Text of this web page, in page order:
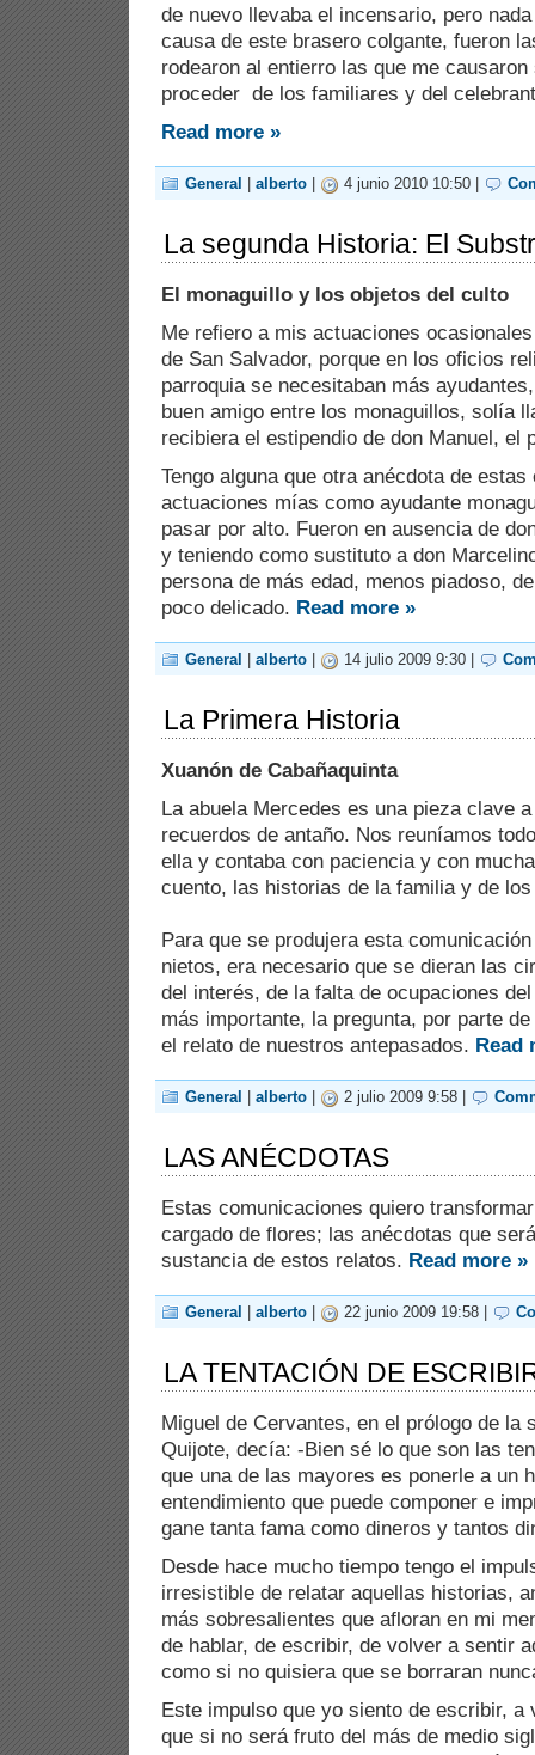
de nuevo llevaba el incensario, pero
causa de este brasero colgante, fueron
rodearon al entierro las que me
proceder de los familiares y del
Read more »
General alberto 4 junio 2010 10:50 |
La segunda Historia: El
El monaguillo y los objetos del culto
Me refiero a mis actuaciones
de San Salvador, porque en los oficios
parroquia se necesitaban más
buen amigo entre los monaguillos, solía
recibiera el estipendio de don Manuel, el
Tengo alguna que otra anécdota de
actuaciones mías como ayudante
pasar por alto. Fueron en ausencia de
y teniendo como sustituto a don
persona de más edad, menos piadoso,
poco delicado. Read more »
General alberto 14 julio 2009 9:30 |
La Primera Historia
Xuanón de Cabañaquinta
La abuela Mercedes es una pieza clave
recuerdos de antaño. Nos reuníamos
ella y contaba con paciencia y con
cuento, las historias de la familia y de
Para que se produjera esta
nietos, era necesario que se dieran las
del interés, de la falta de ocupaciones
más importante, la pregunta, por parte
el relato de nuestros antepasados. Read
General alberto 2 julio 2009 9:58 |
LAS ANÉCDOTAS
Estas comunicaciones quiero
cargado de flores; las anécdotas que
sustancia de estos relatos. Read more »
General alberto 22 junio 2009 19:58 |
LA TENTACIÓN DE
Miguel de Cervantes, en el prólogo de la
Quijote, decía: -Bien sé lo que son las
que una de las mayores es ponerle a un
entendimiento que puede componer e
gane tanta fama como dineros y tantos
Desde hace mucho tiempo tengo el
irresistible de relatar aquellas historias,
más sobresalientes que afloran en mi
de hablar, de escribir, de volver a sentir
como si no quisiera que se borraran
Este impulso que yo siento de escribir, a
que si no será fruto del más de medio